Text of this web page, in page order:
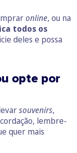
online, ou na
todos os
deles e possa
opte por
souvenirs,
lembre-
quer mais